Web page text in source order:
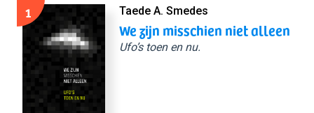
1 Taede A. Smedes
We zijn misschien niet alleen
Ufo’s toen en nu.